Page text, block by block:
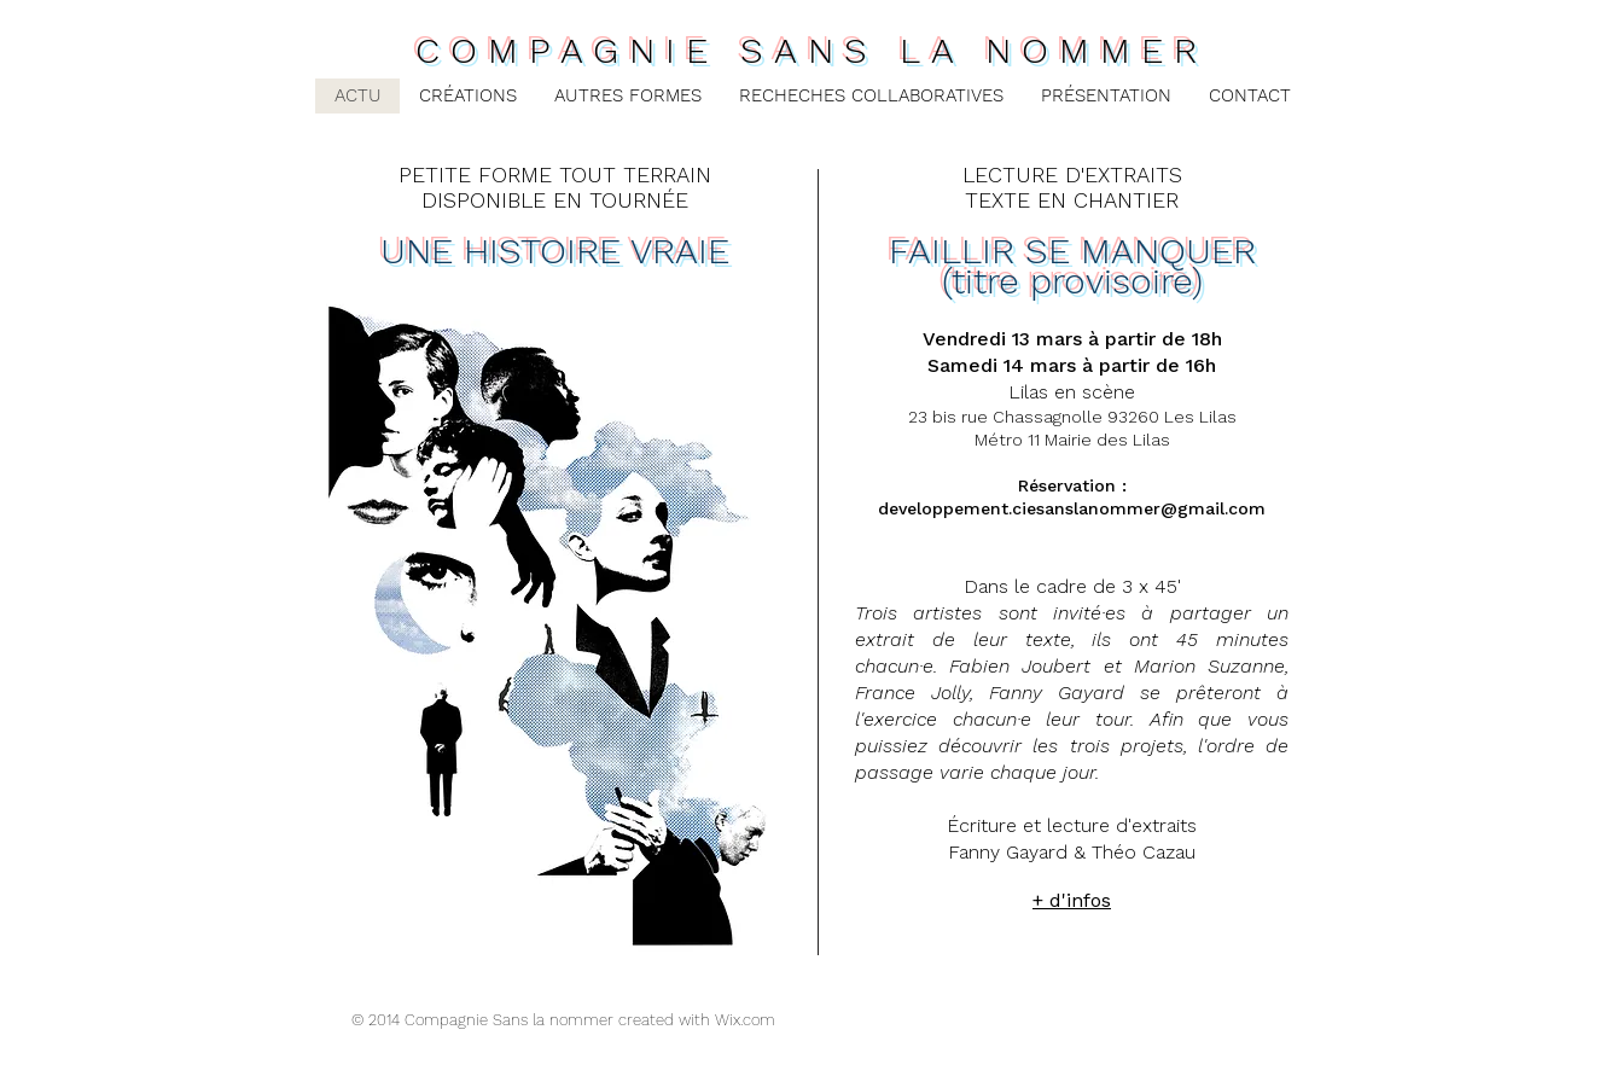
COMPAGNIE SANS LA NOMMER
PETITE FORME TOUT TERRAIN
DISPONIBLE EN TOURNÉE
UNE HISTOIRE VRAIE
LECTURE D'EXTRAITS
TEXTE EN CHANTIER
FAILLIR SE MANQUER
(titre provisoire)
Vendredi 13 mars à partir de 18h
Samedi 14 mars à partir de 16h
Lilas en scène
23 bis rue Chassagnolle 93260 Les Lilas
Métro 11 Mairie des Lilas
Réservation :
developpement.ciesanslanommer@gmail.com
Dans le cadre de 3 x 45'
Trois artistes sont invité·es à partager un
extrait de leur texte, ils ont 45 minutes
chacun·e. Fabien Joubert et Marion Suzanne,
France Jolly, Fanny Gayard se prêteront à
l'exercice chacun·e leur tour. Afin que vous
puissiez découvrir les trois projets, l'ordre de
passage varie chaque jour.
Écriture et lecture d'extraits
Fanny Gayard & Théo Cazau
+ d'infos
ACTU CRÉATIONS AUTRES FORMES RECHECHES COLLABORATIVES PRÉSENTATION CONTACT
© 2014 Compagnie Sans la nommer created with Wix.com